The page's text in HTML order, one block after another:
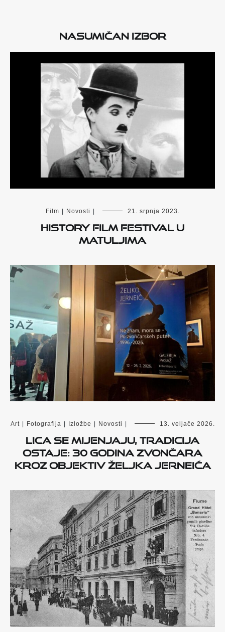
Nasumičan izbor
Film | Novosti | 21. srpnja 2023.
HISTORY FILM FESTIVAL U
MATULJIMA
Art | Fotografija | Izložbe | Novosti | 13. veljače 2026.
Lica se mijenjaju, tradicija
ostaje: 30 godina zvončara
kroz objektiv Željka Jerneića